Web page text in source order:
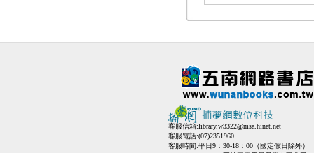
客服信箱:library.w3322@msa.hinet.net
客服電話:(07)2351960
客服時間:平日9：30-18：00（國定假日除外）